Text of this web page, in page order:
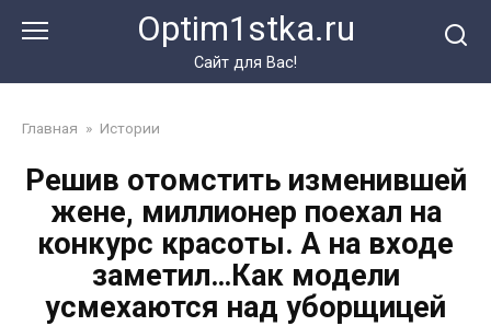
Optim1stka.ru
Сайт для Вас!
Главная » Истории
Решив отомстить изменившей
жене, миллионер поехал на
конкурс красоты. А на входе
заметил…Как модели
усмехаются над уборщицей